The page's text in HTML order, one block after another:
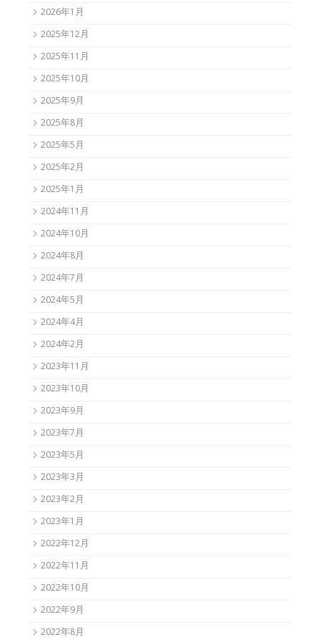
2026年1月
2025年12月
2025年11月
2025年10月
2025年9月
2025年8月
2025年5月
2025年2月
2025年1月
2024年11月
2024年10月
2024年8月
2024年7月
2024年5月
2024年4月
2024年2月
2023年11月
2023年10月
2023年9月
2023年7月
2023年5月
2023年3月
2023年2月
2023年1月
2022年12月
2022年11月
2022年10月
2022年9月
2022年8月